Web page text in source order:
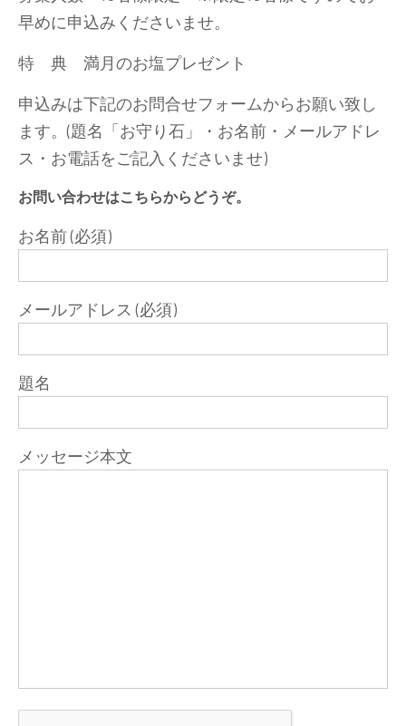
早めに申込みくださいませ。
特 典 満月のお塩プレゼント
申込みは下記のお問合せフォームからお願い致し
ます。(題名「お守り石」・お名前・メールアドレ
ス・お電話をご記入くださいませ)
お問い合わせはこちらからどうぞ。
お名前 (必須)
メールアドレス (必須)
題名
メッセージ本文